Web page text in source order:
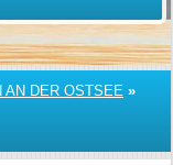
AN DER OSTSEE »